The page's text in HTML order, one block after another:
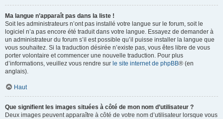
Ma langue n’apparaît pas dans la liste !
Soit les administrateurs n’ont pas installé votre langue sur le forum, soit le
logiciel n’a pas encore été traduit dans votre langue. Essayez de demander à
un administrateur du forum s’il est possible qu’il puisse installer la langue que
vous souhaitez. Si la traduction désirée n’existe pas, vous êtes libre de vous
porter volontaire et commencer une nouvelle traduction. Pour plus
d’informations, veuillez vous rendre sur le site internet de phpBB® (en
anglais).
Haut
Que signifient les images situées à côté de mon nom d’utilisateur ?
Deux images peuvent apparaître à côté de votre nom d’utilisateur lorsque vous